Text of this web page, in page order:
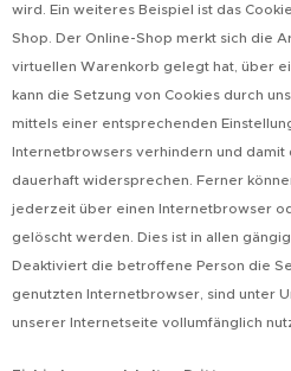
wird. Ein weiteres Beispiel ist das
Shop. Der Online-Shop merkt sich die
virtuellen Warenkorb gelegt hat, über
kann die Setzung von Cookies durch
mittels einer entsprechenden
Internetbrowsers verhindern und damit
dauerhaft widersprechen. Ferner
jederzeit über einen Internetbrowser
gelöscht werden. Dies ist in allen
Deaktiviert die betroffene Person die
genutzten Internetbrowser, sind unter
unserer Internetseite vollumfänglich